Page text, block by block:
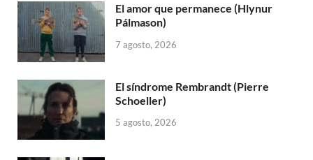
El amor que permanece (Hlynur
Pálmason)
7 agosto, 2026
El síndrome Rembrandt (Pierre
Schoeller)
5 agosto, 2026